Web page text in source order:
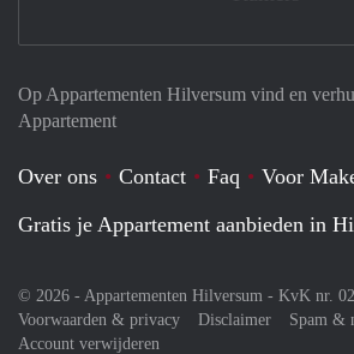
Op Appartementen Hilversum vind en
Appartement
Over ons Contact Faq
Voor
Gratis je Appartement aanbieden in
© 2026 - Appartementen Hilversum - KvK nr.
Voorwaarden & privacy
Disclaimer
Spam &
Account verwijderen